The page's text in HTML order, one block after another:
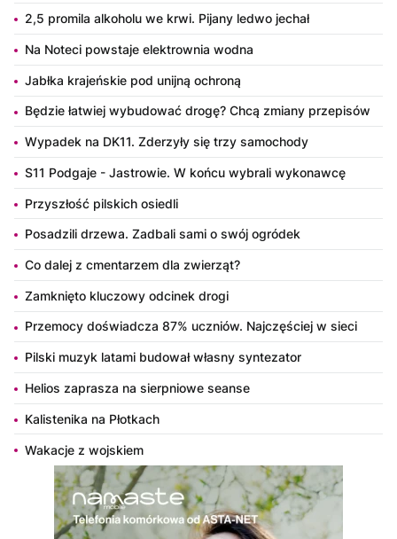
2,5 promila alkoholu we krwi. Pijany ledwo jechał
Na Noteci powstaje elektrownia wodna
Jabłka krajeńskie pod unijną ochroną
Będzie łatwiej wybudować drogę? Chcą zmiany przepisów
Wypadek na DK11. Zderzyły się trzy samochody
S11 Podgaje - Jastrowie. W końcu wybrali wykonawcę
Przyszłość pilskich osiedli
Posadzili drzewa. Zadbali sami o swój ogródek
Co dalej z cmentarzem dla zwierząt?
Zamknięto kluczowy odcinek drogi
Przemocy doświadcza 87% uczniów. Najczęściej w sieci
Pilski muzyk latami budował własny syntezator
Helios zaprasza na sierpniowe seanse
Kalistenika na Płotkach
Wakacje z wojskiem